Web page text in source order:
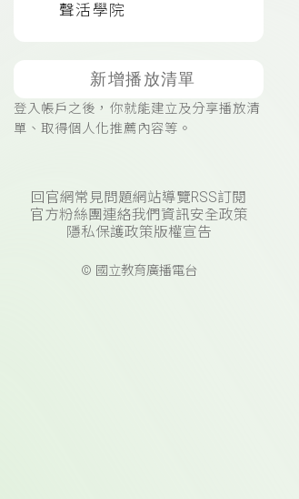
聲活學院
新增播放清單
登入帳戶之後，你就能建立及分享播放清
單、取得個人化推薦內容等。
回官網常見問題網站導覽RSS訂閱
官方粉絲團連絡我們 資訊安全政策
隱私保護政策版權宣告
© 國立教育廣播電台